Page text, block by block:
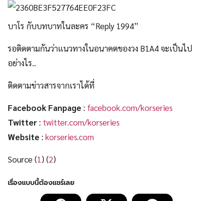
บาโร กับบทบาทในละคร “Reply 1994”
รอติดตามกันว่าแนวทางในอนาคตของวง B1A4 จะเป็นไป
อย่างไร..
ติดตามข่าวสารจากเราได้ที่
Facebook Fanpage : facebook.com/korseries
Twitter : twitter.com/korseries
Website : korseries.com
Source (1) (2)